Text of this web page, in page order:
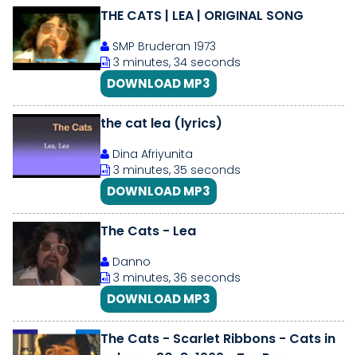
THE CATS | LEA | ORIGINAL SONG
SMP Bruderan 1973
3 minutes, 34 seconds
DOWNLOAD MP3
the cat lea (lyrics)
Dina Afriyunita
3 minutes, 35 seconds
DOWNLOAD MP3
The Cats - Lea
Danno
3 minutes, 36 seconds
DOWNLOAD MP3
The Cats - Scarlet Ribbons - Cats in